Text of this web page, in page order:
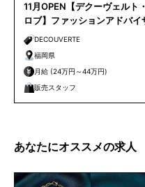
11月OPEN【デクーヴェルト
ロブ】ファッションアドバイ
ー｜天神店
DECOUVERTE
福岡県
月給 (24万円～44万円)
販売スタッフ
あなたにオススメの求人